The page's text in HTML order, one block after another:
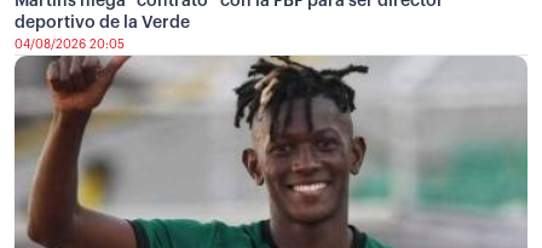
deportivo de la Verde
04/08/2026 20:05